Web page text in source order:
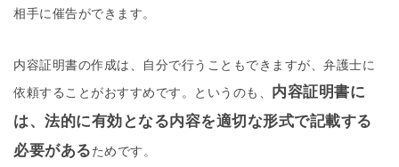
相手に催告ができます。
内容証明書の作成は、自分で行うこともできますが、弁護士に
依頼することがおすすめです。というのも、 内容証明書に
は、法的に有効となる内容を適切な形式で記載する
必要があるためです。